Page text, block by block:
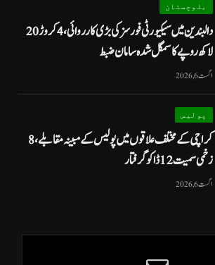
بلوچستان
دالبندین میں سیکیورٹی فورسز کی بڑی کارروائی، 4 کروڑ 20
لاکھ روپے کا سمگل شدہ سامان ضبط
اگست 6, 2026
پولیس
کراچی کے مختلف علاقوں میں پولیس کے مبینہ مقابلے، 8
زخمی سمیت 12 ڈاکو گرفتار
اگست 6, 2026